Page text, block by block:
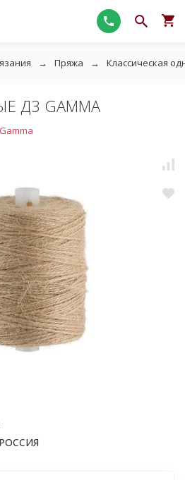
Пряжа Классическая
Д3 GAMMA
Gamma
РОССИЯ